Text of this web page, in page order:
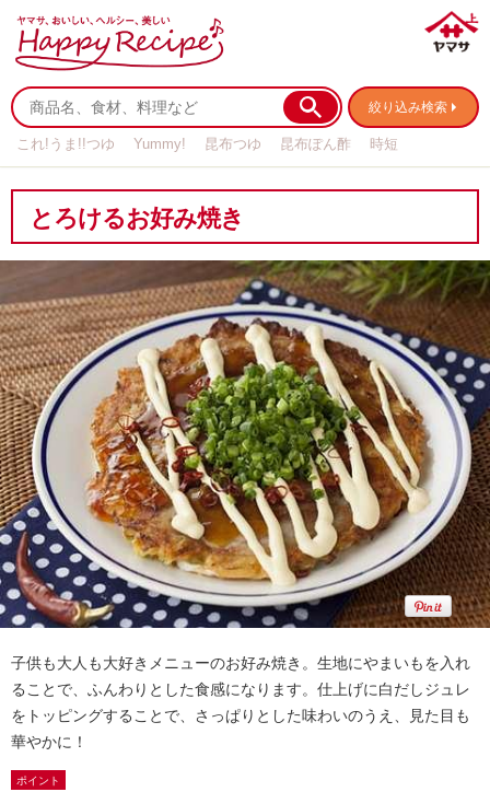
絞り込み検索
これ!うま!!つゆ Yummy! 昆布つゆ 昆布ぽん酢
時短
とろけるお好み焼き
子供も大人も大好きメニューのお好み焼き。生地にやまいもを入れ
ることで、ふんわりとした食感になります。仕上げに白だしジュレ
をトッピングすることで、さっぱりとした味わいのうえ、見た目も
華やかに！
ポイント